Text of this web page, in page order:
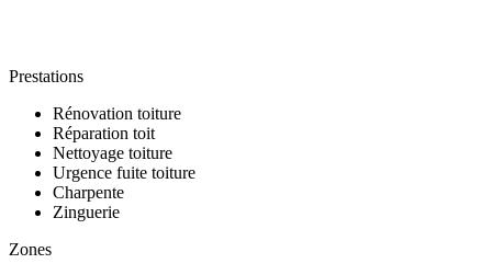
Prestations
Rénovation toiture
Réparation toit
Nettoyage toiture
Urgence fuite toiture
Charpente
Zinguerie
Zones